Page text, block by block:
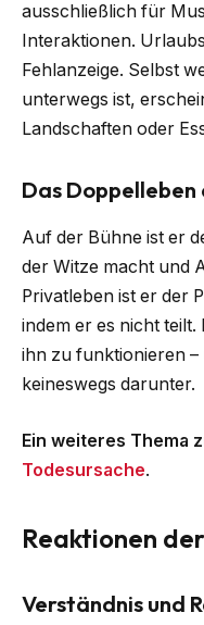
ausschließlich für
Interaktionen.
Fehlanzeige. Selbst
unterwegs ist,
Landschaften oder
Das Doppelleben
Auf der Bühne ist er
der Witze macht und
Privatleben ist er der
indem er es nicht
ihn zu funktionieren –
keineswegs darunter.
Ein weiteres Thema
Todesursache.
Reaktionen
Verständnis und